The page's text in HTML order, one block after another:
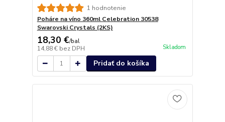
1 hodnotenie
Poháre na víno 360ml Celebration 30538
Swarovski Crystals (2KS)
18,30 €/bal
14,88 € bez DPH Skladom
Pridať do košíka